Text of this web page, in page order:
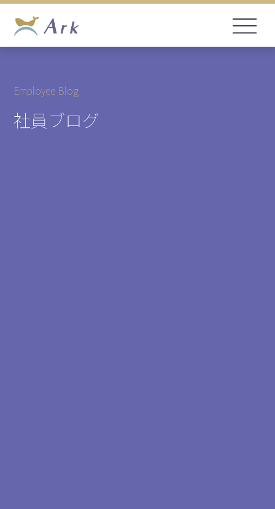
Employee Blog
社員ブログ